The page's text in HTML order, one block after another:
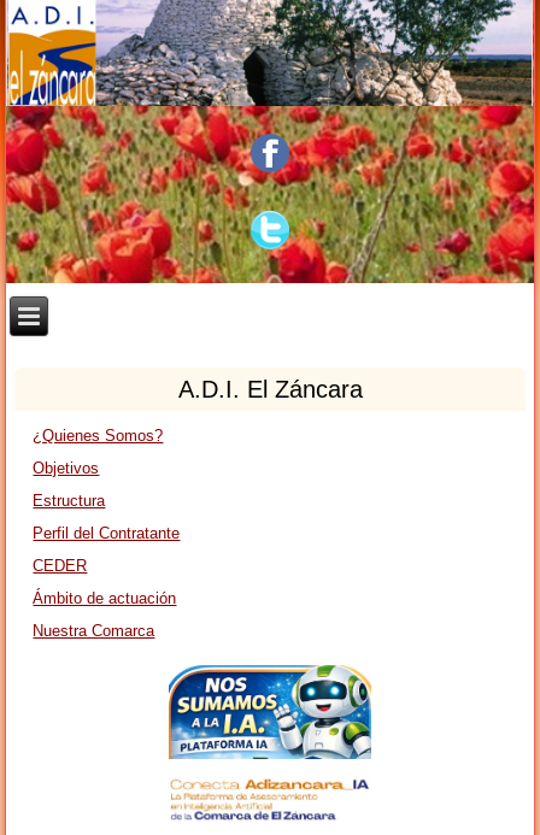
A.D.I. El Záncara
¿Quienes Somos?
Objetivos
Estructura
Perfil del Contratante
CEDER
Ámbito de actuación
Nuestra Comarca